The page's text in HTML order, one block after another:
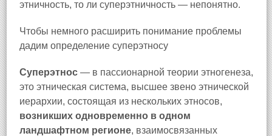
этничность, то ли суперэтничность — непонятно.
Чтобы немного расширить понимание проблемы
дадим определение суперэтносу
Суперэтнос — в пассионарной теории этногенеза,
это этническая система, высшее звено этнической
иерархии, состоящая из нескольких этносов,
возникших одновременно в одном
ландшафтном регионе, взаимосвязанных